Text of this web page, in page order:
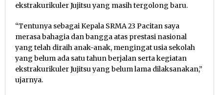
ekstrakurikuler Jujitsu yang masih tergolong baru.
“Tentunya sebagai Kepala SRMA 23 Pacitan saya
merasa bahagia dan bangga atas prestasi nasional
yang telah diraih anak-anak, mengingat usia sekolah
yang belum ada satu tahun berjalan serta kegiatan
ekstrakurikuler Jujitsu yang belum lama dilaksanakan,”
ujarnya.